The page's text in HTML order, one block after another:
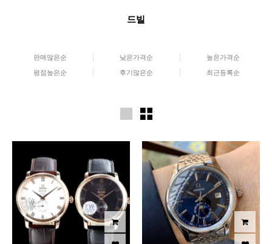
드빌
판매많은순 낮은가격순 높은가격순
평점높은순 후기많은순 최근등록순